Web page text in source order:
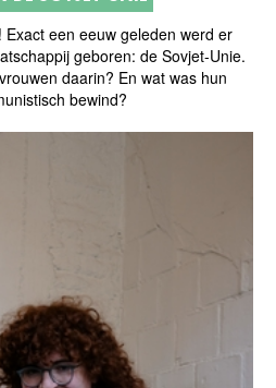
een eeuw geleden werd er
geboren: de Sovjet-Unie.
daarin? En wat was hun
bewind?